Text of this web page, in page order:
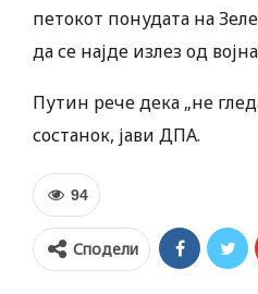
петокот понудата на
да се најде излез од
Путин рече дека „не
состанок, јави ДПА.
94
Сподели